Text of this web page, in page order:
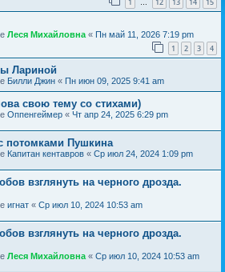
…
Леся Михайловна « Пн май 11, 2026 7:19 pm
1 2 3 4
Лариной
Билли Джин « Пн июн 09, 2025 9:41 am
свою тему со стихами)
Оппенгеймер « Чт апр 24, 2025 6:29 pm
потомками Пушкина
Капитан кентавров « Ср июл 24, 2024 1:09 pm
взглянуть на черного дрозда.
игнат « Ср июл 10, 2024 10:53 am
взглянуть на черного дрозда.
Леся Михайловна « Ср июл 10, 2024 10:53 am